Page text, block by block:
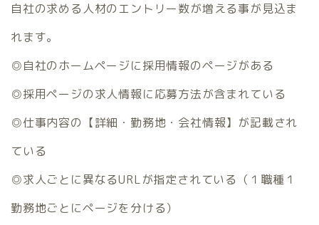
自社の求める人材のエントリー数が増える事が見込ま
れます。
◎自社のホームページに採用情報のページがある
◎採用ページの求人情報に応募方法が含まれている
◎仕事内容の【詳細・勤務地・会社情報】が記載され
ている
◎求人ごとに異なるURLが指定されている（１職種１
勤務地ごとにページを分ける）